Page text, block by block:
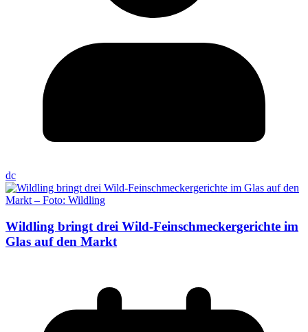
dc
Wildling bringt drei Wild-Feinschmeckergerichte im
Glas auf den Markt